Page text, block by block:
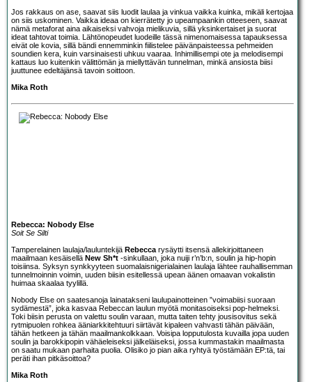
Jos rakkaus on ase, saavat siis luodit laulaa ja vinkua vaikka kuinka, mikäli kertojaa
on siis uskominen. Vaikka ideaa on kierrätetty jo upeampaankin otteeseen, saavat
nämä metaforat aina aikaiseksi vahvoja mielikuvia, sillä yksinkertaiset ja suorat
ideat tahtovat toimia. Lähtönopeudet luodeille tässä nimenomaisessa tapauksessa
eivät ole kovia, sillä bändi ennemminkin fiilistelee päivänpaisteessa pehmeiden
soundien kera, kuin varsinaisesti uhkuu vaaraa. Inhimillisempi ote ja melodisempi
kattaus luo kuitenkin välittömän ja miellyttävän tunnelman, minkä ansiosta biisi
juuttunee edeltäjänsä tavoin soittoon.
Mika Roth
Rebecca: Nobody Else
Soit Se Silti
Tamperelainen laulaja/lauluntekijä Rebecca rysäytti itsensä allekirjoittaneen
maailmaan kesäisellä New Sh*t -sinkullaan, joka nuiji r’n’b:n, soulin ja hip-hopin
toisiinsa. Syksyn synkkyyteen suomalaisnigerialainen laulaja lähtee rauhallisemman
tunnelmoinnin voimin, uuden biisin esitellessä upean äänen omaavan vokalistin
huimaa skaalaa tyylillä.
Nobody Else on saatesanoja lainatakseni laulupainotteinen ”voimabiisi suoraan
sydämestä”, joka kasvaa Rebeccan laulun myötä monitasoiseksi pop-helmeksi.
Toki biisin perusta on valettu soulin varaan, mutta taiten tehty jousisovitus sekä
rytmipuolen rohkea ääniarkkitehtuuri siirtävät kipaleen vahvasti tähän päivään,
tähän hetkeen ja tähän maailmankolkkaan. Voisipa lopputulosta kuvailla jopa uuden
soulin ja barokkipopin vähäeleiseksi jälkeläiseksi, jossa kummastakin maailmasta
on saatu mukaan parhaita puolia. Olisiko jo pian aika ryhtyä työstämään EP:tä, tai
peräti ihan pitkäsoittoa?
Mika Roth